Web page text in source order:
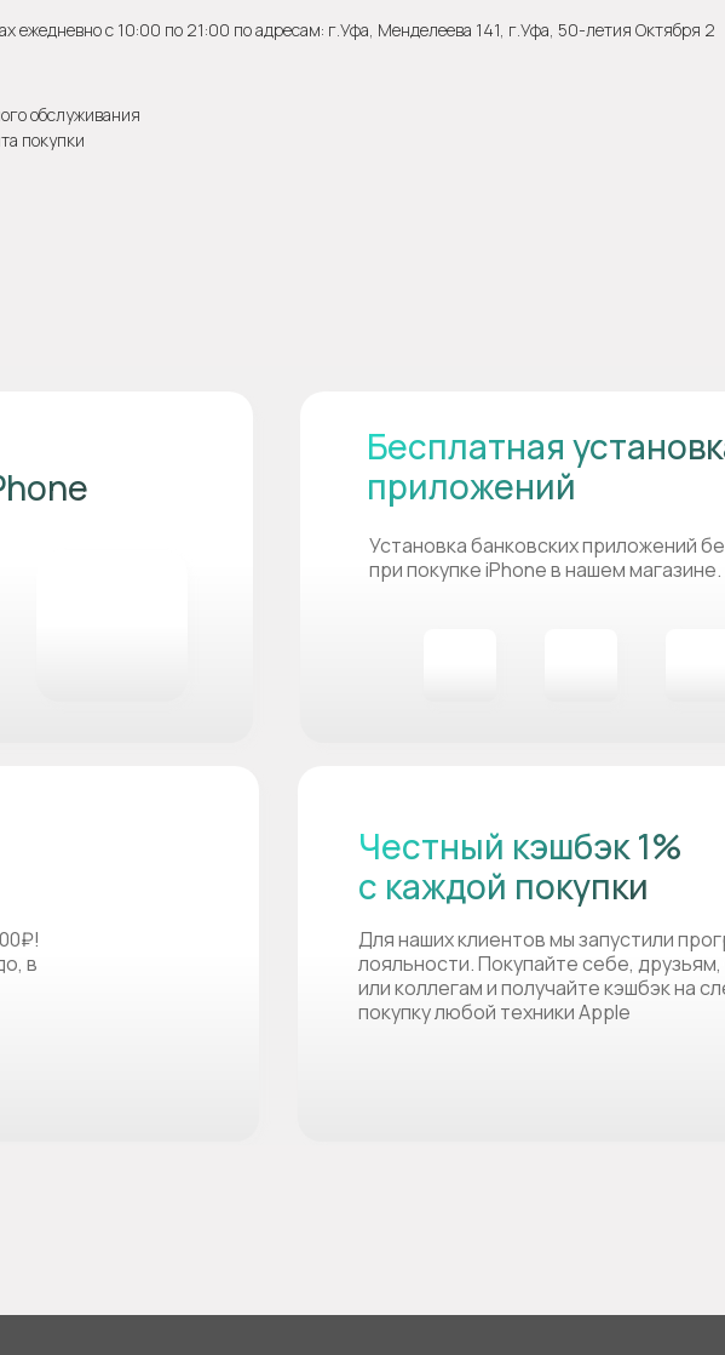
ежедневно с 10:00 по 21:00 по адресам: г.Уфа, Менделеева 141, г.Уфа, 50-летия Октября 2
обслуживания
покупки
Установка банковских приложений
при покупке iPhone в нашем магазине.
Бесплатная
приложений
Для наших клиентов мы запустили
лояльности. Покупайте себе,
или коллегам и получайте кэшбэк на
покупку любой техники Apple
Честный кэшбэк 1%
с каждой покупки
в